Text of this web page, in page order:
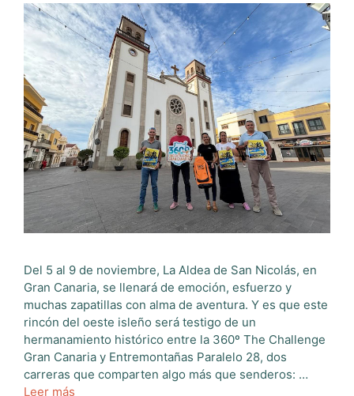
Del 5 al 9 de noviembre, La Aldea de San Nicolás, en
Gran Canaria, se llenará de emoción, esfuerzo y
muchas zapatillas con alma de aventura. Y es que este
rincón del oeste isleño será testigo de un
hermanamiento histórico entre la 360º The Challenge
Gran Canaria y Entremontañas Paralelo 28, dos
carreras que comparten algo más que senderos: …
Leer más